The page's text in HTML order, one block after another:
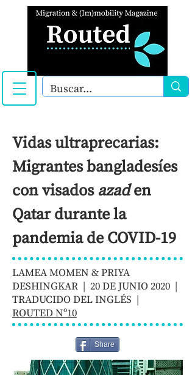
Vidas ultraprecarias:
Migrantes bangladesíes
con visadosazaden
Qatar durante la
pandemia de COVID-19
LAMEA MOMEN & PRIYA
DESHINGKAR | 20 DE JUNIO 2020 |
TRADUCIDO DEL INGLÉS |
ROUTED Nº10
Share